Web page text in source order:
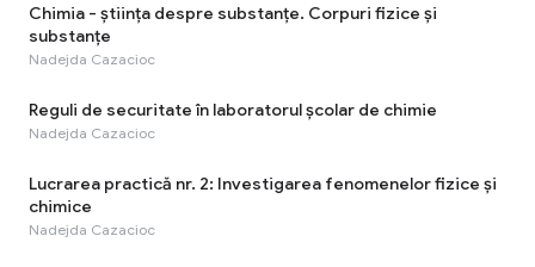
Chimia - știința despre substanțe. Corpuri fizice și
substanțe
Nadejda Cazacioc
Reguli de securitate în laboratorul școlar de chimie
Nadejda Cazacioc
Lucrarea practică nr. 2: Investigarea fenomenelor fizice și
chimice
Nadejda Cazacioc